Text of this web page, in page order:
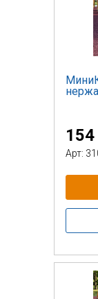
Арт: